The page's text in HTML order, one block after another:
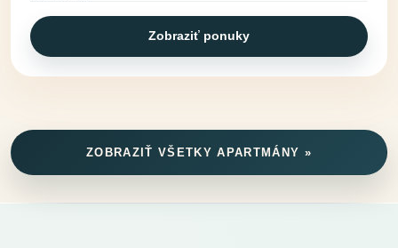
Zobraziť ponuky
ZOBRAZIŤ VŠETKY APARTMÁNY »